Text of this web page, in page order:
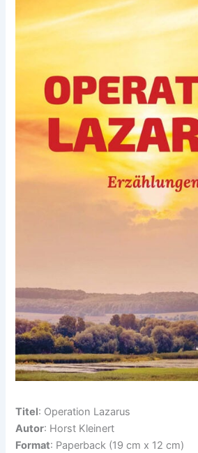
Titel: Operation Lazarus
Autor: Horst Kleinert
Format: Paperback (19 cm x 12 cm)